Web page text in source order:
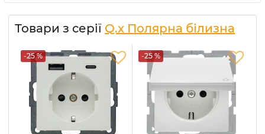
Товари з серії Q.x Полярна білизна
-25 % -25 %